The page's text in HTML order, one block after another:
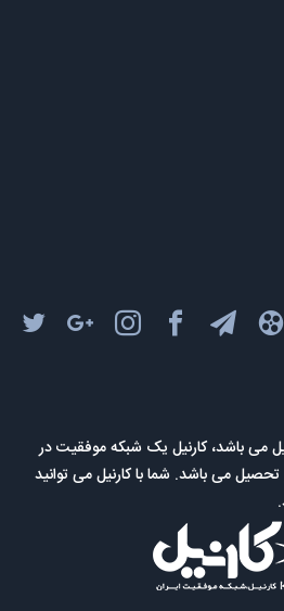
می باشد، کارنیل یک شبکه موفقیت در
می باشد. شما با کارنیل می توانید